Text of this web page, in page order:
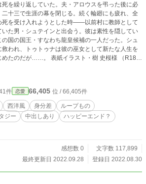
死を繰り返していた。夫・アロウスを弔った後に必
二十三で生涯の幕を閉じる。続く輪廻にも疲れ、全
死を受け入れようとした時――以前村に教師として
いた男・シュテインと出会う。彼は素性を隠してい
の国の国王・すなわち龍皇候補の一人だった。シュ
救われ、トゥトゥナは彼の巫女として新たな人生を
……。 表紙イラスト・樹 史桜様 （R18シ
※印付き） （残酷描写はそこまで酷くありません）
話・夜20時過ぎに更新 2022/09/28完結しました）
ライトノベルズでも掲載中）
件 恋愛 66,405 位 / 66,405件
西洋風 身分差
ループもの
ジー
中出しあり
ハッピーエンド？
感想数 0
文字数 117,899
最終更新日 2022.09.28
登録日 2022.08.30